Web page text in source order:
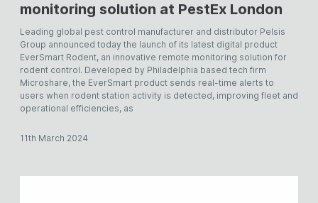
monitoring solution at PestEx London
Leading global pest control manufacturer and distributor Pelsis
Group announced today the launch of its latest digital product
EverSmart Rodent, an innovative remote monitoring solution for
rodent control. Developed by Philadelphia based tech firm
Microshare, the EverSmart product sends real-time alerts to
users when rodent station activity is detected, improving fleet and
operational efficiencies, as
11th March 2024